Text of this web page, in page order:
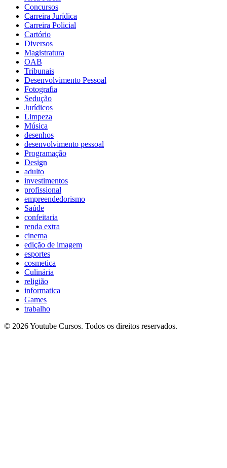
Concursos
Carreira Jurídica
Carreira Policial
Cartório
Diversos
Magistratura
OAB
Tribunais
Desenvolvimento Pessoal
Fotografia
Sedução
Jurídicos
Limpeza
Música
desenhos
desenvolvimento pessoal
Programação
Design
adulto
investimentos
profissional
empreendedorismo
Saúde
confeitaria
renda extra
cinema
edição de imagem
esportes
cosmetica
Culinária
religião
informatica
Games
trabalho
© 2026 Youtube Cursos. Todos os direitos reservados.